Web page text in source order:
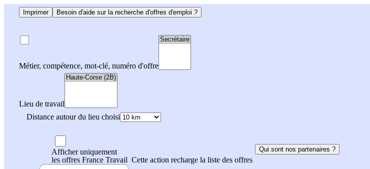
Imprimer Besoin d'aide sur la recherche d'offres d'emploi ?
Métier, compétence, mot-clé, numéro d'offre
Lieu de travail
Distance autour du lieu choisi
Afficher uniquement
les offres France Travail Cette action recharge la liste des offres
Qui sont nos partenaires ?